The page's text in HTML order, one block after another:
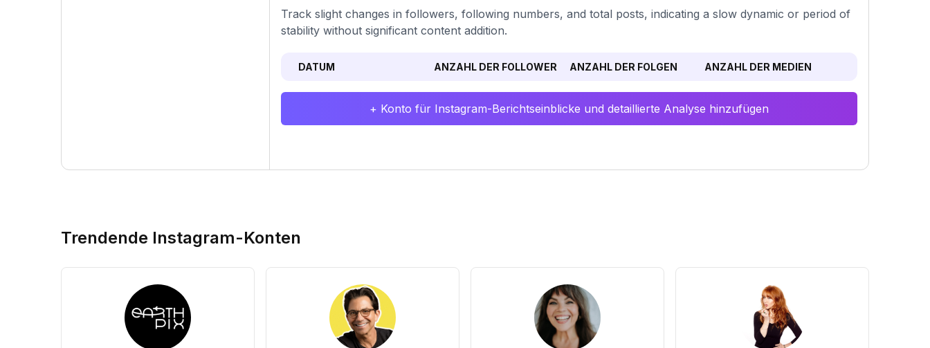
Track slight changes in followers, following numbers, and total posts, indicating a slow dynamic or period of
stability without significant content addition.
DATUM ANZAHL DER FOLLOWER ANZAHL DER FOLGEN ANZAHL DER MEDIEN
+ Konto für Instagram-Berichtseinblicke und detaillierte Analyse hinzufügen
Trendende Instagram-Konten